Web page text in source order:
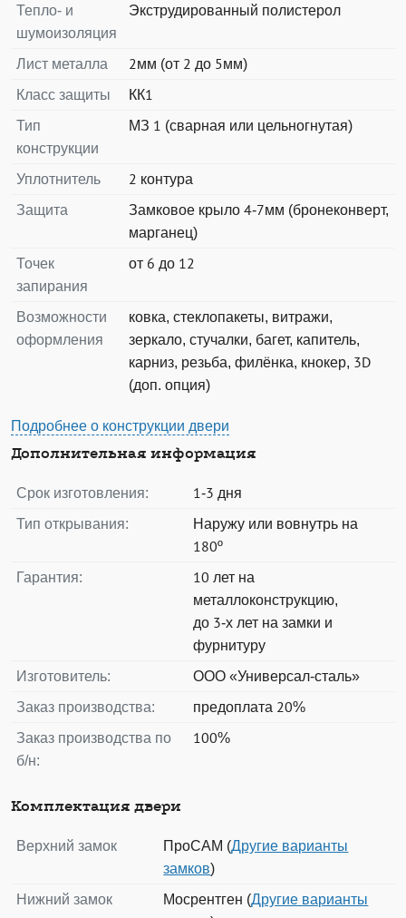
Тепло- и
шумоизоляция
Экструдированный полистерол
Лист металла
2мм (от 2 до 5мм)
Класс защиты
КК1
Тип
конструкции
МЗ 1 (сварная или цельногнутая)
Уплотнитель
2 контура
Защита
Замковое крыло 4-7мм (бронеконверт,
марганец)
Точек
запирания
от 6 до 12
Возможности
оформления
ковка, стеклопакеты, витражи,
зеркало, стучалки, багет, капитель,
карниз, резьба, филёнка, кнокер, 3D
(доп. опция)
Подробнее о конструкции двери
Дополнительная информация
Срок изготовления:
1-3 дня
Тип открывания:
Наружу или вовнутрь на
180º
Гарантия:
10 лет на
металлоконструкцию,
до 3-х лет на замки и
фурнитуру
Изготовитель:
ООО «Универсал-сталь»
Заказ производства:
предоплата 20%
Заказ производства по
б/н:
100%
Комплектация двери
Верхний замок ПроСАМ (Другие варианты
замков)
Нижний замок
Мосрентген (Другие варианты